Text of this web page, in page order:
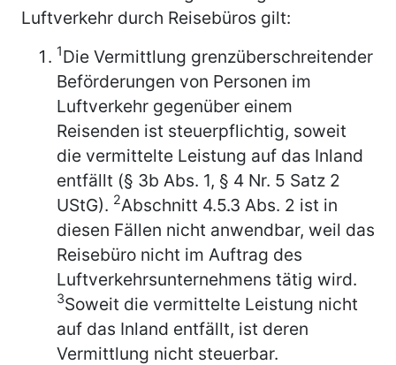
Luftverkehr durch Reisebüros gilt:
1Die Vermittlung grenzüberschreitender
Beförderungen von Personen im
Luftverkehr gegenüber einem
Reisenden ist steuerpflichtig, soweit
die vermittelte Leistung auf das Inland
entfällt (§ 3b Abs. 1, § 4 Nr. 5 Satz 2
UStG). 2Abschnitt 4.5.3 Abs. 2 ist in
diesen Fällen nicht anwendbar, weil das
Reisebüro nicht im Auftrag des
Luftverkehrsunternehmens tätig wird.
3Soweit die vermittelte Leistung nicht
auf das Inland entfällt, ist deren
Vermittlung nicht steuerbar.